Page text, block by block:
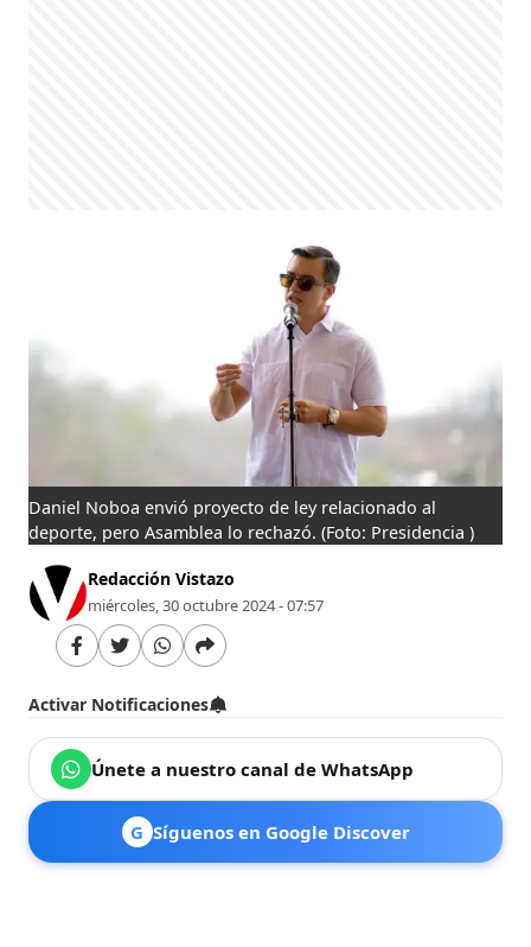
Daniel Noboa envió proyecto de ley relacionado al
deporte, pero Asamblea lo rechazó.(Foto: Presidencia )
Redacción Vistazo
miércoles, 30 octubre 2024 - 07:57
Activar Notificaciones
Únete a nuestro canal de WhatsApp
G Síguenos en Google Discover